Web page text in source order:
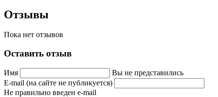
Отзывы
Пока нет отзывов
Оставить отзыв
Имя
Вы не представились
E-mail (на сайте не публикуется)
Не правильно введен e-mail